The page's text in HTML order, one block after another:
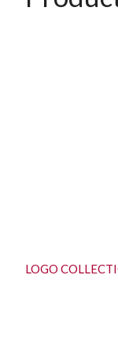
LOGO